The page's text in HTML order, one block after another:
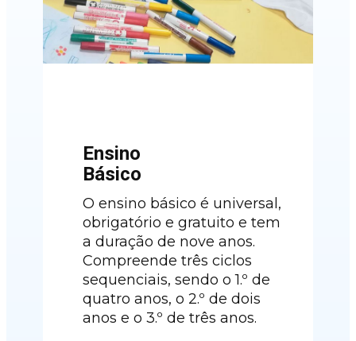
Ensino
Básico
O ensino básico é universal,
obrigatório e gratuito e tem
a duração de nove anos.
Compreende três ciclos
sequenciais, sendo o 1.º de
quatro anos, o 2.º de dois
anos e o 3.º de três anos.